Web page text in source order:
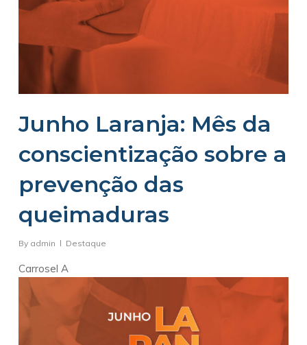
Junho Laranja: Mês da
conscientização sobre a
prevenção das
queimaduras
By admin Destaque
Carrosel A